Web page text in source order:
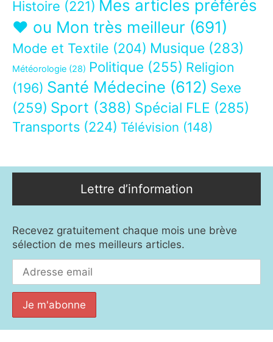
Histoire (221) Mes articles préférés
❤ ou Mon très meilleur (691)
Mode et Textile (204) Musique (283)
Météorologie (28) Politique (255) Religion
(196) Santé Médecine (612) Sexe
(259) Sport (388) Spécial FLE (285)
Transports (224) Télévision (148)
Lettre d’information
Recevez gratuitement chaque mois une brève
sélection de mes meilleurs articles.